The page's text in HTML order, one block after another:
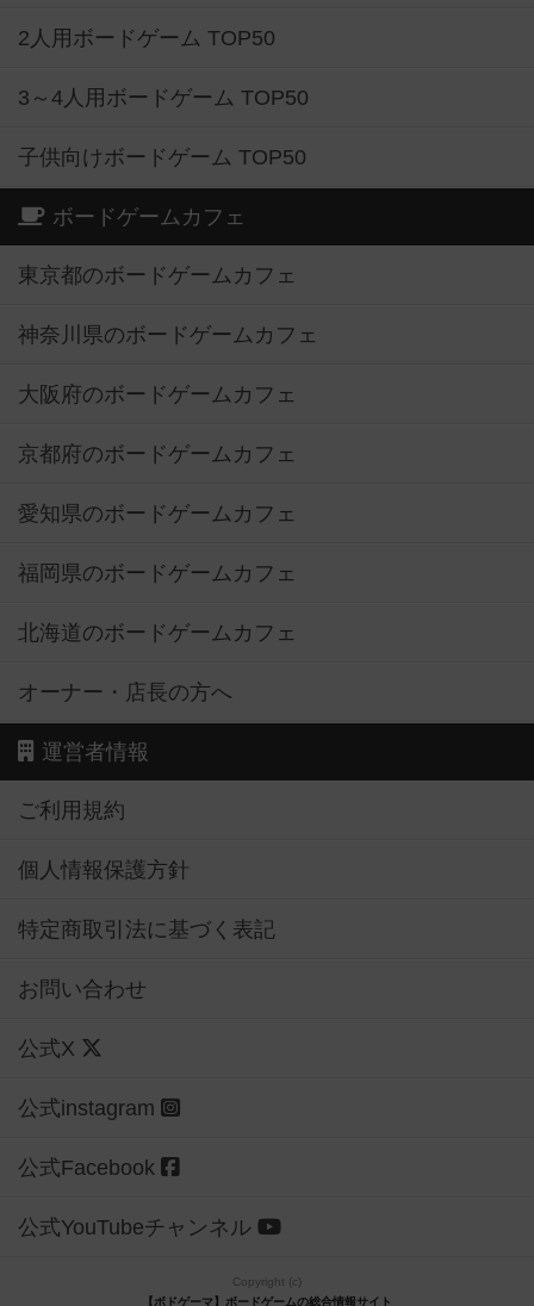
2人用ボードゲーム TOP50
3～4人用ボードゲーム TOP50
子供向けボードゲーム TOP50
ボードゲームカフェ
東京都のボードゲームカフェ
神奈川県のボードゲームカフェ
大阪府のボードゲームカフェ
京都府のボードゲームカフェ
愛知県のボードゲームカフェ
福岡県のボードゲームカフェ
北海道のボードゲームカフェ
オーナー・店長の方へ
運営者情報
ご利用規約
個人情報保護方針
特定商取引法に基づく表記
お問い合わせ
公式X
公式instagram
公式Facebook
公式YouTubeチャンネル
Copyright (c)
【ボドゲーマ】ボードゲームの総合情報サイト